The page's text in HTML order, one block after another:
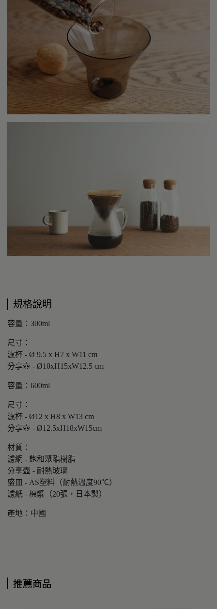
規格說明
容量：300ml
尺寸：
濾杯 - Ø 9.5 x H7 x W11 cm
分享壺 - Ø10xH15xW12.5 cm
容量：600ml
尺寸：
濾杯 - Ø12 x H8 x W13 cm
分享壺 - Ø12.5xH18xW15cm
材質：
濾網 - 飽和聚酯樹脂
分享壺 - 耐熱玻璃
盛皿 - AS塑料（耐熱溫度90℃）
濾紙 - 棉漿（20張，日本製）
產地：中國
推薦商品